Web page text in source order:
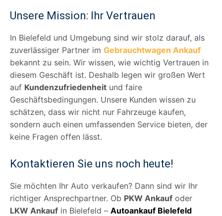
Unsere Mission: Ihr Vertrauen
In Bielefeld und Umgebung sind wir stolz darauf, als
zuverlässiger Partner im Gebrauchtwagen Ankauf
bekannt zu sein. Wir wissen, wie wichtig Vertrauen in
diesem Geschäft ist. Deshalb legen wir großen Wert
auf Kundenzufriedenheit und faire
Geschäftsbedingungen. Unsere Kunden wissen zu
schätzen, dass wir nicht nur Fahrzeuge kaufen,
sondern auch einen umfassenden Service bieten, der
keine Fragen offen lässt.
Kontaktieren Sie uns noch heute!
Sie möchten Ihr Auto verkaufen? Dann sind wir Ihr
richtiger Ansprechpartner. Ob PKW Ankauf oder
LKW Ankauf in Bielefeld – Autoankauf Bielefeld